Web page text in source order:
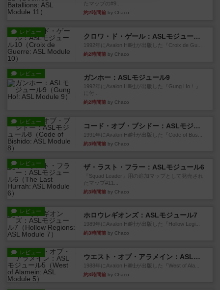
たマップの#9...
約2時間前 by Chaco
レビュー
クロワ・ド・ゲール：ASLモジュール10
1992年にAvalon Hill社が出版した『Croix de Gu...
約2時間前 by Chaco
レビュー ガンホー：ASLモジュール9
1992年にAvalon Hill社が出版した『Gung Ho！』
に付...
約2時間前 by Chaco
レビュー
コード・オブ・ブシドー：ASLモジュール8
1991年にAvalon Hill社が出版した『Code of Bus...
約3時間前 by Chaco
レビュー ザ・ラスト・フラー：ASLモジュール6
『Squad Leader』用の追加マップとして発売され
たマップ#11...
約3時間前 by Chaco
レビュー ホロウレギオンズ：ASLモジュール7
1989年にAvalon Hill社が出版した『Hollow Legi...
約3時間前 by Chaco
レビュー
ウエスト・オブ・アラメイン：ASLモジュール5
1988年にAvalon Hill社が出版した『West of Ala...
約3時間前 by Chaco